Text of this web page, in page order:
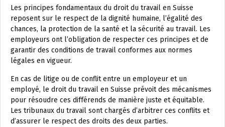
Les principes fondamentaux du droit du travail en Suisse
reposent sur le respect de la dignité humaine, l’égalité des
chances, la protection de la santé et la sécurité au travail. Les
employeurs ont l’obligation de respecter ces principes et de
garantir des conditions de travail conformes aux normes
légales en vigueur.
En cas de litige ou de conflit entre un employeur et un
employé, le droit du travail en Suisse prévoit des mécanismes
pour résoudre ces différends de manière juste et équitable.
Les tribunaux du travail sont chargés d’arbitrer ces conflits et
d’assurer le respect des droits des deux parties.